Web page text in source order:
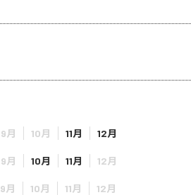
9月 10月 11月 12月
9月 10月 11月 12月
9月 10月 11月 12月